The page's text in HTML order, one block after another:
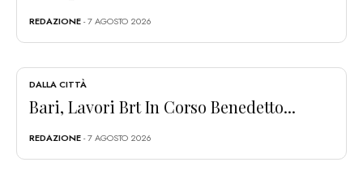
REDAZIONE- 7 AGOSTO 2026
DALLA CITTÀ
Bari, Lavori Brt In Corso Benedetto...
REDAZIONE- 7 AGOSTO 2026